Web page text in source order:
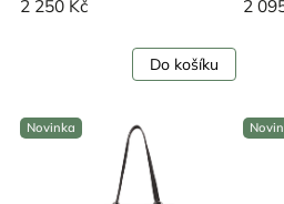
2 250 Kč
Do košíku
2
Novinka